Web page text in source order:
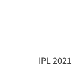
IPL